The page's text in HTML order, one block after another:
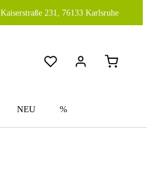
Kaiserstraße 231, 76133 Karlsruhe
NEU %